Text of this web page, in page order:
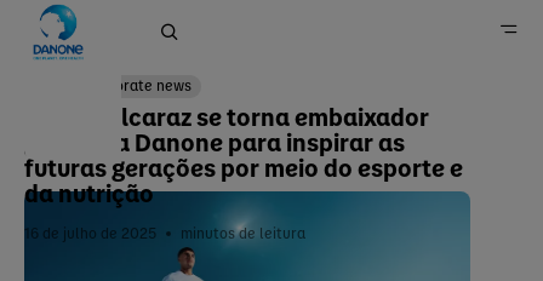
Home
Imprensa
16 de julho de 2025 minutos de leitura
Carlos Alcaraz se torna embaixador
global da Danone para inspirar as
futuras gerações por meio do esporte e
da nutrição
Corporate news